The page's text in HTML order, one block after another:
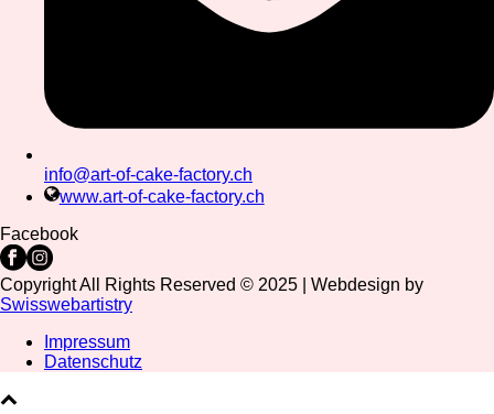
info@art-of-cake-factory.ch
www.art-of-cake-factory.ch
Facebook
Copyright All Rights Reserved © 2025 | Webdesign by
Swisswebartistry
Impressum
Datenschutz